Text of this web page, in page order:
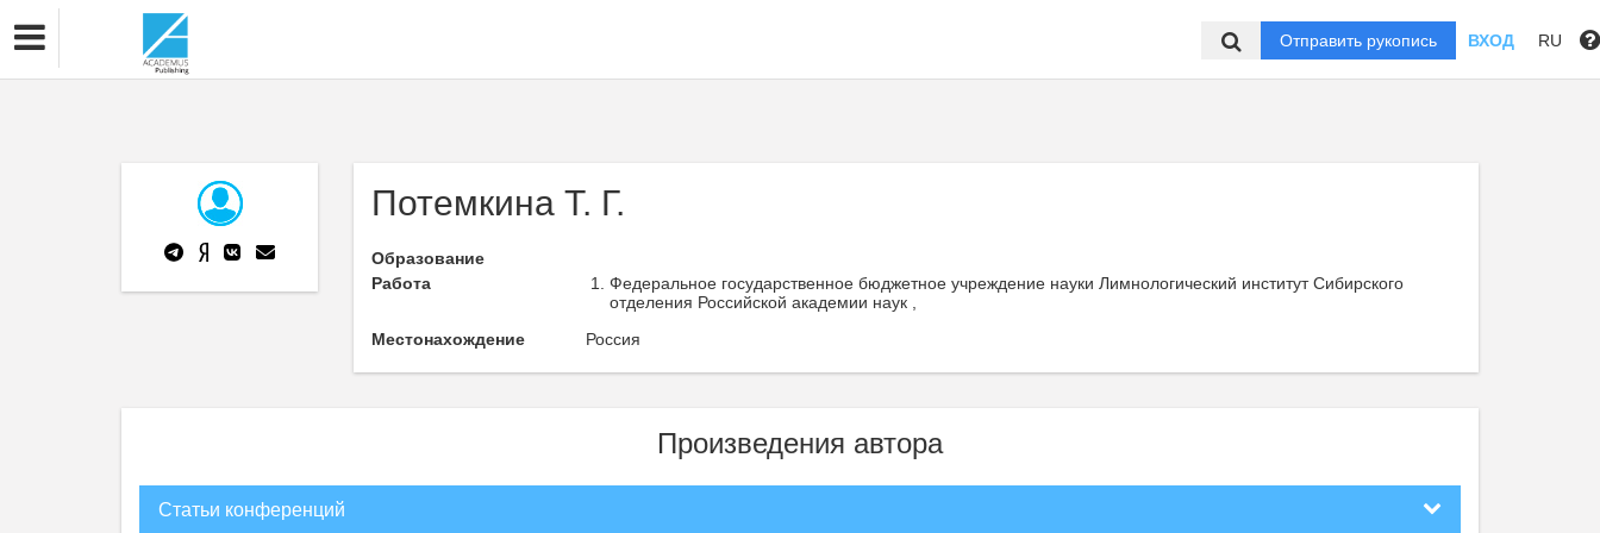
Отправить рукопись ВХОД RU
Потемкина Т. Г.
Образование
Работа
Федеральное государственное бюджетное учреждение науки Лимнологический институт Сибирского
отделения Российской академии наук ,
Местонахождение
Россия
Произведения автора
Статьи конференций